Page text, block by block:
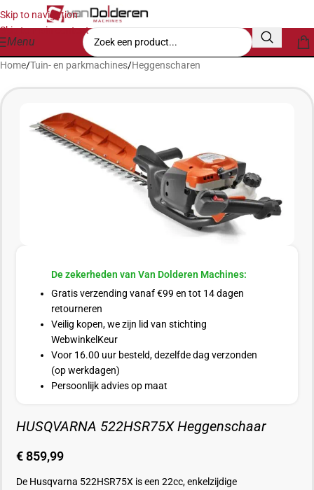
Skip to navigation
Skip to main content
Menu
Home/Tuin- en parkmachines/Heggenscharen
De zekerheden van Van Dolderen Machines:
Gratis verzending vanaf €99 en tot 14 dagen
retourneren
Veilig kopen, we zijn lid van stichting
WebwinkelKeur
Voor 16.00 uur besteld, dezelfde dag verzonden
(op werkdagen)
Persoonlijk advies op maat
HUSQVARNA 522HSR75X Heggenschaar
€859,99
De Husqvarna 522HSR75X is een 22cc, enkelzijdige